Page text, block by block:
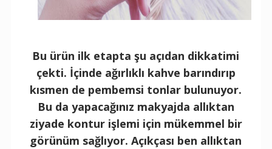
Bu ürün ilk etapta şu açıdan dikkatimi
çekti. İçinde ağırlıklı kahve barındırıp
kısmen de pembemsi tonlar bulunuyor.
Bu da yapacağınız makyajda allıktan
ziyade kontur işlemi için mükemmel bir
görünüm sağlıyor. Açıkçası ben allıktan